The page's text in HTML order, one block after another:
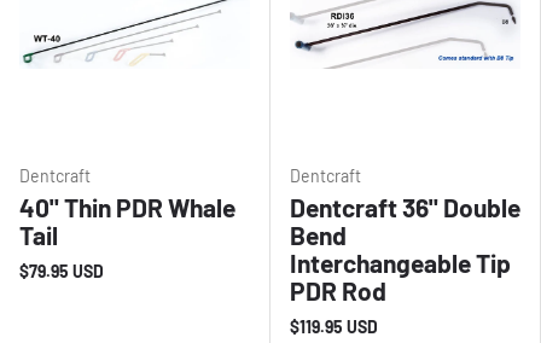
Dentcraft
40" Thin PDR Whale
Tail
$79.95 USD
Dentcraft
Dentcraft 36" Double
Bend
Interchangeable Tip
PDR Rod
$119.95 USD